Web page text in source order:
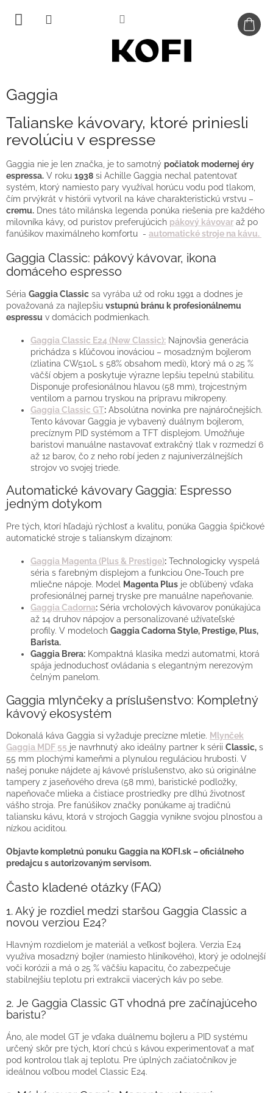
obsah
Gaggia
Talianske kávovary, ktoré priniesli
revolúciu v espresse
Gaggia nie je len značka, je to samotný počiatok modernej éry
espressa. V roku 1938 si Achille Gaggia nechal patentovať
systém, ktorý namiesto pary využíval horúcu vodu pod tlakom,
čím prvýkrát v histórii vytvoril na káve charakteristickú vrstvu –
cremu. Dnes táto milánska legenda ponúka riešenia pre každého
milovníka kávy, od puristov preferujúcich pákový kávovar až po
fanúšikov maximálneho komfortu - automatické stroje na kávu.
Gaggia Classic: pákový kávovar, ikona
domáceho espresso
Séria Gaggia Classic sa vyrába už od roku 1991 a dodnes je
považovaná za najlepšiu vstupnú bránu k profesionálnemu
espressu v domácich podmienkach.
Gaggia Classic E24 (New Classic): Najnovšia generácia
prichádza s kľúčovou inováciou – mosadzným bojlerom
(zliatina CW510L s 58% obsahom medi), ktorý má o 25 %
väčší objem a poskytuje výrazne lepšiu tepelnú stabilitu.
Disponuje profesionálnou hlavou (58 mm), trojcestným
ventilom a parnou tryskou na prípravu mikropeny.
Gaggia Classic GT: Absolútna novinka pre najnáročnejších.
Tento kávovar Gaggia je vybavený duálnym bojlerom,
precíznym PID systémom a TFT displejom. Umožňuje
baristovi manuálne nastavovať extrakčný tlak v rozmedzí 6
až 12 barov, čo z neho robí jeden z najuniverzálnejších
strojov vo svojej triede.
Automatické kávovary Gaggia: Espresso
jedným dotykom
Pre tých, ktorí hľadajú rýchlosť a kvalitu, ponúka Gaggia špičkové
automatické stroje s talianskym dizajnom:
Gaggia Magenta (Plus & Prestige): Technologicky vyspelá
séria s farebným displejom a funkciou One-Touch pre
mliečne nápoje. Model
Magenta Plus je obľúbený vďaka
profesionálnej parnej tryske pre manuálne napeňovanie.
Gaggia Cadorna: Séria vrcholových kávovarov ponúkajúca
až 14 druhov nápojov a personalizované užívateľské
profily. V modeloch Gaggia Cadorna Style, Prestige, Plus,
Barista.
Gaggia Brera: Kompaktná klasika medzi automatmi, ktorá
spája jednoduchosť ovládania s elegantným nerezovým
čelným panelom.
Gaggia mlynčeky a príslušenstvo: Kompletný
kávový ekosystém
Dokonalá káva Gaggia si vyžaduje precízne mletie. Mlynček
Gaggia MDF 55 je navrhnutý ako ideálny partner k sérii Classic, s
55 mm plochými kameňmi a plynulou reguláciou hrubosti. V
našej ponuke nájdete aj kávové príslušenstvo, ako sú originálne
tampery z jaseňového dreva (58 mm), baristické podložky,
napeňovače mlieka a čistiace prostriedky pre dlhú životnosť
vášho stroja. Pre fanúšikov značky ponúkame aj tradičnú
taliansku kávu, ktorá v strojoch Gaggia vynikne svojou plnosťou a
nízkou aciditou.
Objavte kompletnú ponuku Gaggia na KOFI.sk – oficiálneho
predajcu s autorizovaným servisom.
Často kladené otázky (FAQ)
1. Aký je rozdiel medzi staršou Gaggia Classic a
novou verziou E24?
Hlavným rozdielom je materiál a veľkosť bojlera. Verzia E24
využíva mosadzný bojler (namiesto hliníkového), ktorý je odolnejší
voči korózii a má o 25 % väčšiu kapacitu, čo zabezpečuje
stabilnejšiu teplotu pri extrakcii viacerých káv po sebe.
2. Je Gaggia Classic GT vhodná pre začínajúceho
baristu?
Áno, ale model GT je vďaka duálnemu bojleru a PID systému
určený skôr pre tých, ktorí chcú s kávou experimentovať a mať
pod kontrolou tlak aj teplotu. Pre úplných začiatočníkov je
ideálnou voľbou model Classic E24.